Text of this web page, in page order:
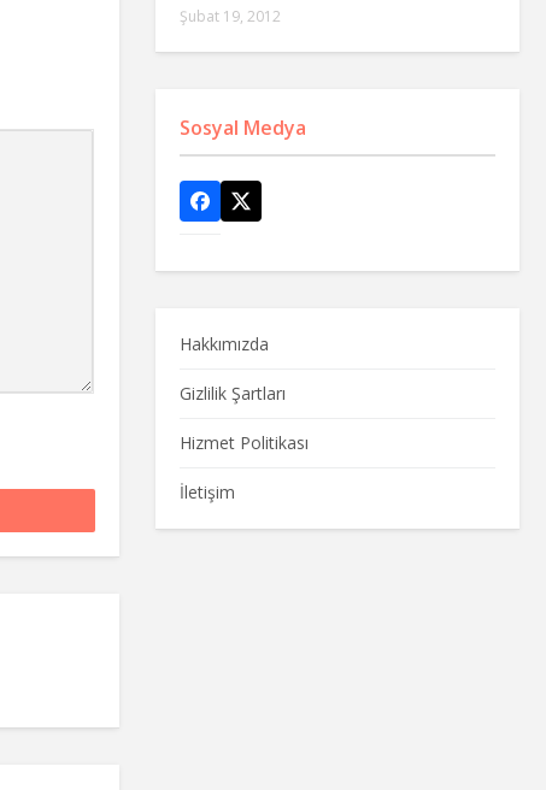
Şubat 19, 2012
Sosyal Medya
Hakkımızda
Gizlilik Şartları
Hizmet Politikası
İletişim